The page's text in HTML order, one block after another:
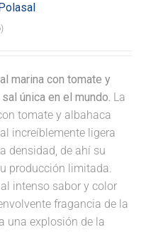
marina con tomate y
única en el mundo. La
tomate y albahaca
increíblemente ligera
densidad, de ahí su
producción limitada.
intenso sabor y color
fragancia de la
una explosión de la